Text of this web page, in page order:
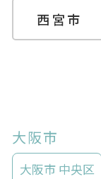
西宮市
大阪市
大阪市 中央区